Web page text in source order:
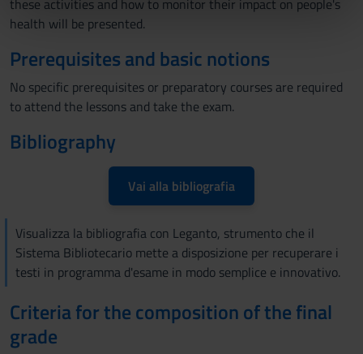
nostri partner che si occupano di analisi dei dati web,
pubblicità e social media, i quali potrebbero combinarle
con altre informazioni che hai fornito loro o che hanno
these activities and how to monitor their impact on people's
health will be presented.
Prerequisites and basic notions
No specific prerequisites or preparatory courses are required
to attend the lessons and take the exam.
Bibliography
Vai alla bibliografia
Visualizza la bibliografia con Leganto, strumento che il
Sistema Bibliotecario mette a disposizione per recuperare i
testi in programma d'esame in modo semplice e innovativo.
Criteria for the composition of the final
grade